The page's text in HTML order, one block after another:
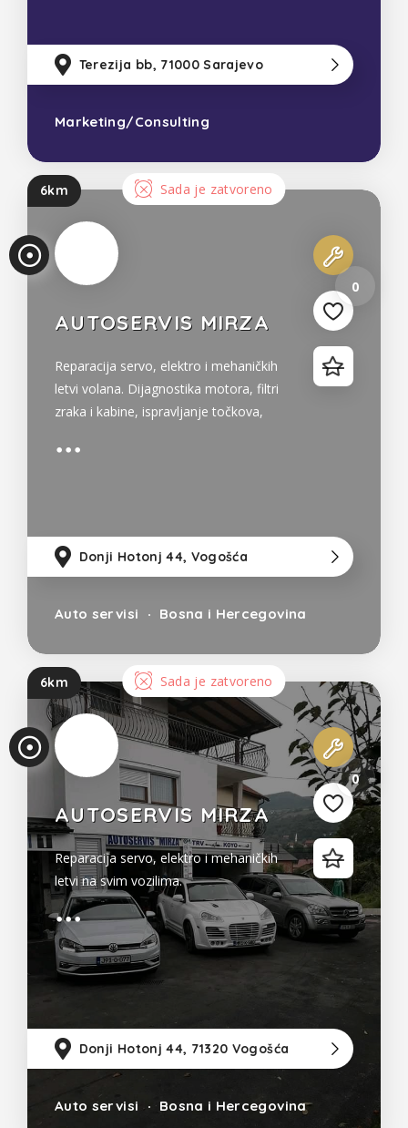
uz njihov minimalan angažman i
optimalno korištenje
Terezija bb, 71000 Sarajevo
Marketing/Consulting
6km Sada je zatvoreno
0
AUTOSERVIS MIRZA
Reparacija servo, elektro i mehaničkih
letvi volana. Dijagnostika motora, filtri
zraka i kabine, ispravljanje točkova,
uređaja, kočnice, opće popravke i
Donji Hotonj 44, Vogošća
Auto servisi Bosna i Hercegovina
6km Sada je zatvoreno
0
AUTOSERVIS MIRZA
Reparacija servo, elektro i mehaničkih
letvi na svim vozilima.
Donji Hotonj 44, 71320 Vogošća
Auto servisi Bosna i Hercegovina